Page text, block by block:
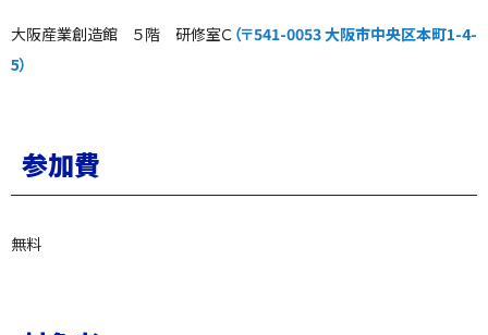
大阪産業創造館 ５階 研修室Ｃ （〒541-0053 大阪市中央区本町1-4-
5）
参加費
無料